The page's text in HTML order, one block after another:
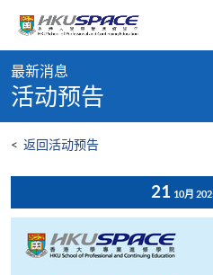
content
content
start
最新消息
活动预告
< 返回活动预告
21 10月